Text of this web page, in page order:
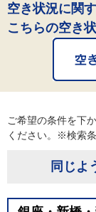
空き状況に関
こちらの空き
ご希望の条件を下
ください。※検索
同じよ